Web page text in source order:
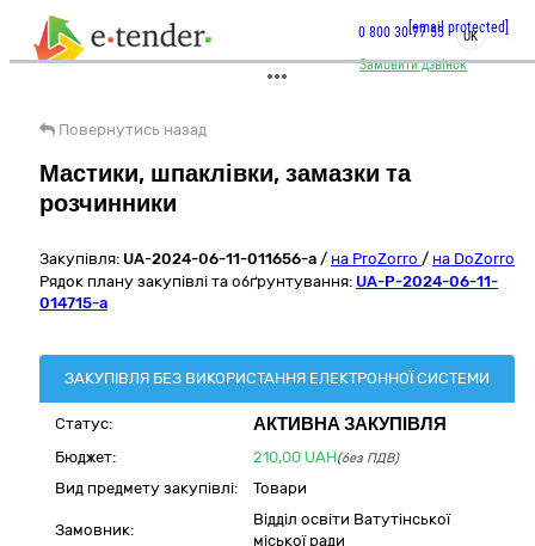
Замовити дзвінок
0 800 30 77 55[email protected]
UK
Повернутись назад
Мастики, шпаклівки, замазки та
розчинники
Закупівля: UA-2024-06-11-011656-a / на ProZorro / на DoZorro
Рядок плану закупівлі та обґрунтування: UA-P-2024-06-11-
014715-a
ЗАКУПІВЛЯ БЕЗ ВИКОРИСТАННЯ ЕЛЕКТРОННОЇ СИСТЕМИ
Статус: АКТИВНА ЗАКУПІВЛЯ
Бюджет: 210,00 UAH(без ПДВ)
Вид предмету закупівлі: Товари
Замовник:
Відділ освіти Ватутінської
міської ради